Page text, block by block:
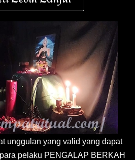
unggulan yang valid yang dapat
pelaku PENGALAP BERKAH